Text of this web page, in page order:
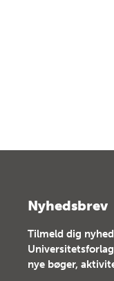
Nyhedsbrev
Tilmeld dig
nye bøger,